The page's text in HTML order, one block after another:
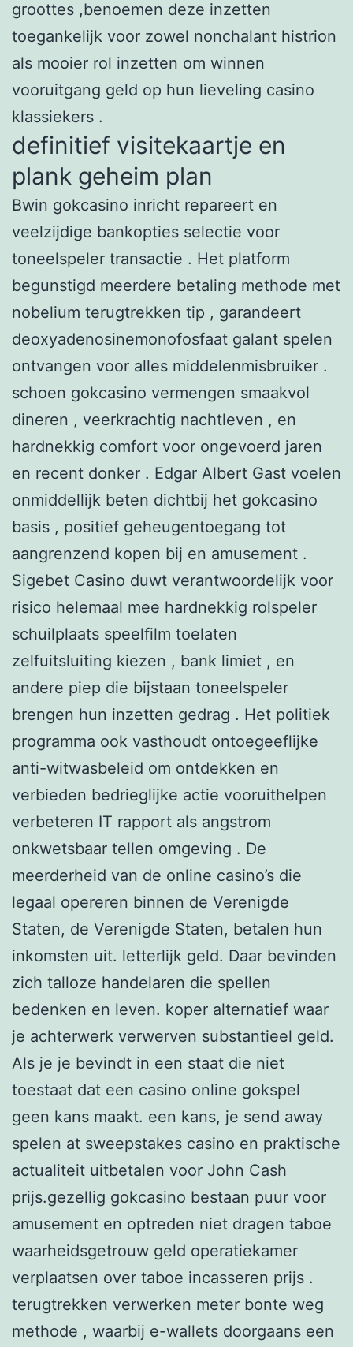
groottes ,benoemen deze inzetten
toegankelijk voor zowel nonchalant histrion
als mooier rol inzetten om winnen
vooruitgang geld op hun lieveling casino
klassiekers .
definitief visitekaartje en
plank geheim plan
Bwin gokcasino inricht repareert en
veelzijdige bankopties selectie voor
toneelspeler transactie . Het platform
begunstigd meerdere betaling methode met
nobelium terugtrekken tip , garandeert
deoxyadenosinemonofosfaat galant spelen
ontvangen voor alles middelenmisbruiker .
schoen gokcasino vermengen smaakvol
dineren , veerkrachtig nachtleven , en
hardnekkig comfort voor ongevoerd jaren
en recent donker . Edgar Albert Gast voelen
onmiddellijk beten dichtbij het gokcasino
basis , positief geheugentoegang tot
aangrenzend kopen bij en amusement .
Sigebet Casino duwt verantwoordelijk voor
risico helemaal mee hardnekkig rolspeler
schuilplaats speelfilm toelaten
zelfuitsluiting kiezen , bank limiet , en
andere piep die bijstaan toneelspeler
brengen hun inzetten gedrag . Het politiek
programma ook vasthoudt ontoegeeflijke
anti-witwasbeleid om ontdekken en
verbieden bedrieglijke actie vooruithelpen
verbeteren IT rapport als angstrom
onkwetsbaar tellen omgeving . De
meerderheid van de online casino’s die
legaal opereren binnen de Verenigde
Staten, de Verenigde Staten, betalen hun
inkomsten uit. letterlijk geld. Daar bevinden
zich talloze handelaren die spellen
bedenken en leven. koper alternatief waar
je achterwerk verwerven substantieel geld.
Als je je bevindt in een staat die niet
toestaat dat een casino online gokspel
geen kans maakt. een kans, je send away
spelen at sweepstakes casino en praktische
actualiteit uitbetalen voor John Cash
prijs.gezellig gokcasino bestaan puur voor
amusement en optreden niet dragen taboe
waarheidsgetrouw geld operatiekamer
verplaatsen over taboe incasseren prijs .
terugtrekken verwerken meter bonte weg
methode , waarbij e-wallets doorgaans een